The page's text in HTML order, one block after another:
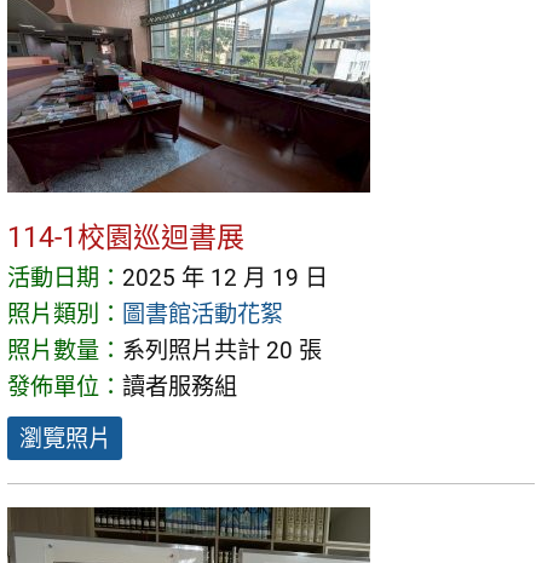
114-1校園巡迴書展
活動日期： 2025 年 12 月 19 日
照片類別： 圖書館活動花絮
照片數量： 系列照片共計 20 張
發佈單位： 讀者服務組
瀏覽照片